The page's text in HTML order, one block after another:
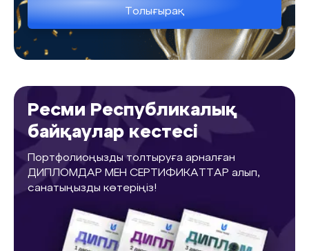
Толығырақ
Ресми Республикалық
байқаулар кестесі
Портфолиоңызды толтыруға арналған
ДИПЛОМДАР МЕН СЕРТИФИКАТТАР алып,
санатыңызды көтеріңіз!